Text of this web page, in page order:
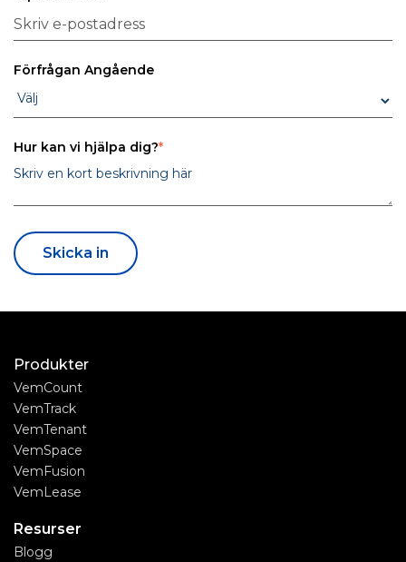
Förfrågan Angående
Hur kan vi hjälpa dig?*
Produkter
VemCount
VemTrack
VemTenant
VemSpace
VemFusion
VemLease
Resurser
Blogg